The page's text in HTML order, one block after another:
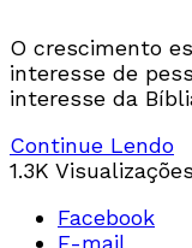
O crescimento
interesse de
interesse da
Continue Lendo
1.3K Visualizações
Facebook
E-mail